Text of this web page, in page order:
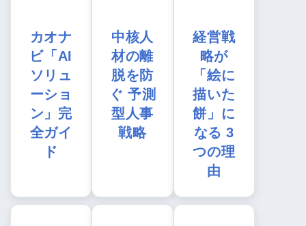
カオナ
ビ「AI
ソリュ
ーショ
ン」完
全ガイ
ド
中核人
材の離
脱を防
ぐ 予測
型人事
戦略
経営戦
略が
「絵に
描いた
餅」に
なる 3
つの理
由